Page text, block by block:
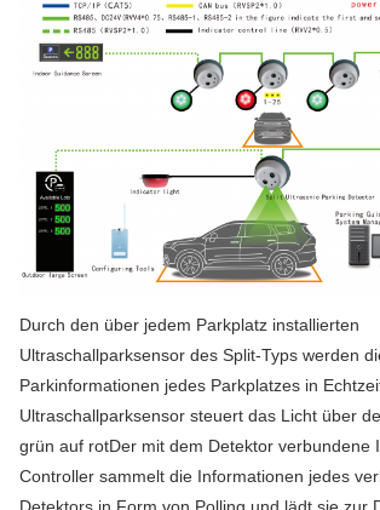
Durch den über jedem Parkplatz installierten
Ultraschallparksensor des Split-Typs werden
Parkinformationen jedes Parkplatzes in
Ultraschallparksensor steuert das Licht über
grün auf rotDer mit dem Detektor verbundene
Controller sammelt die Informationen jedes